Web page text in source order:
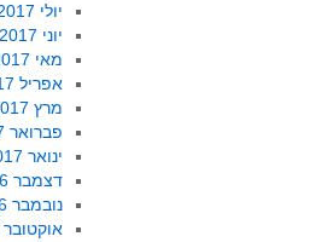
יולי 2017
יוני 2017
מאי 2017
אפריל 2017
מרץ 2017
פברואר 2017
ינואר 2017
דצמבר 2016
נובמבר 2016
אוקטובר 2016